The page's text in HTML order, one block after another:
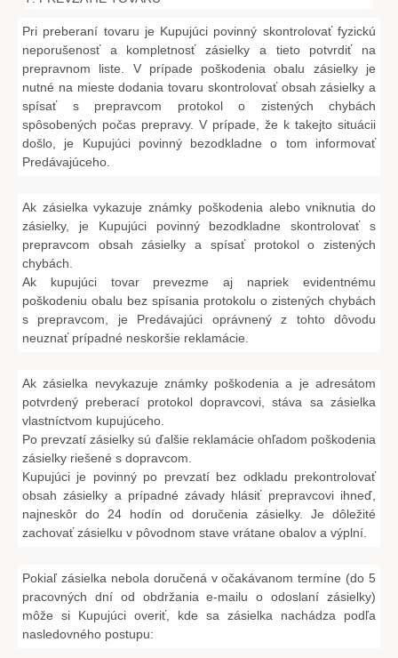
Pri preberaní tovaru je Kupujúci povinný skontrolovať fyzickú
neporušenosť a kompletnosť zásielky a tieto potvrdiť na
prepravnom liste. V prípade poškodenia obalu zásielky je
nutné na mieste dodania tovaru skontrolovať obsah zásielky a
spísať s prepravcom protokol o zistených chybách
spôsobených počas prepravy. V prípade, že k takejto situácii
došlo, je Kupujúci povinný bezodkladne o tom informovať
Predávajúceho.
Ak zásielka vykazuje známky poškodenia alebo vniknutia do
zásielky, je Kupujúci povinný bezodkladne skontrolovať s
prepravcom obsah zásielky a spísať protokol o zistených
chybách.
Ak kupujúci tovar prevezme aj napriek evidentnému
poškodeniu obalu bez spísania protokolu o zistených chybách
s prepravcom, je Predávajúci oprávnený z tohto dôvodu
neuznať prípadné neskoršie reklamácie.
Ak zásielka nevykazuje známky poškodenia a je adresátom
potvrdený preberací protokol dopravcovi, stáva sa zásielka
vlastníctvom kupujúceho.
Po prevzatí zásielky sú ďalšie reklamácie ohľadom poškodenia
zásielky riešené s dopravcom.
Kupujúci je povinný po prevzatí bez odkladu prekontrolovať
obsah zásielky a prípadné závady hlásiť prepravcovi ihneď,
najneskôr do 24 hodín od doručenia zásielky. Je dôležité
zachovať zásielku v pôvodnom stave vrátane obalov a výplní.
Pokiaľ zásielka nebola doručená v očakávanom termíne (do 5
pracovných dní od obdržania e-mailu o odoslaní zásielky)
môže si Kupujúci overiť, kde sa zásielka nachádza podľa
nasledovného postupu: